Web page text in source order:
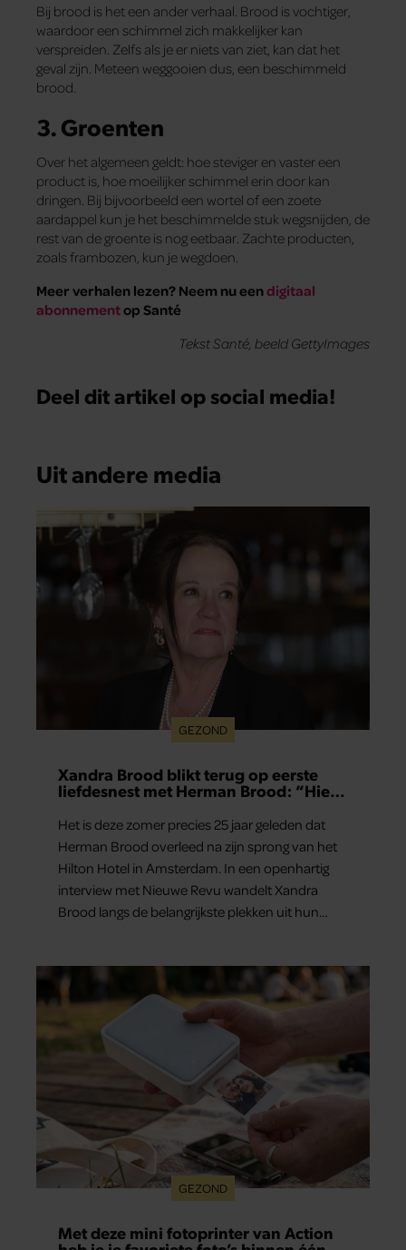
Bij brood is het een ander verhaal. Brood is vochtiger,
waardoor een schimmel zich makkelijker kan
verspreiden. Zelfs als je er niets van ziet, kan dat het
geval zijn. Meteen weggooien dus, een beschimmeld
brood.
3. Groenten
Over het algemeen geldt: hoe steviger en vaster een
product is, hoe moeilijker schimmel erin door kan
dringen. Bij bijvoorbeeld een wortel of een zoete
aardappel kun je het beschimmelde stuk wegsnijden, de
rest van de groente is nog eetbaar. Zachte producten,
zoals frambozen, kun je wegdoen.
Meer verhalen lezen? Neem nu eendigitaal
abonnementop Santé
Tekst Santé, beeld GettyImages
Deel dit artikel op social media!
Uit andere media
GEZOND
Xandra Brood blikt terug op eerste
liefdesnest met Herman Brood: “Hier
Het is deze zomer precies 25 jaar geleden dat
Herman Brood overleed na zijn sprong van het
Hilton Hotel in Amsterdam. In een openhartig
interview met Nieuwe Revu wandelt Xandra
Brood langs de belangrijkste plekken uit hun
aan herinneringen op. Daar begon hun leven
samen en werd dochter Lola geboren.
GEZOND
Met deze mini fotoprinter van Action